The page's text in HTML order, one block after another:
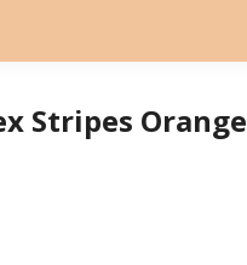
Stripes Orange